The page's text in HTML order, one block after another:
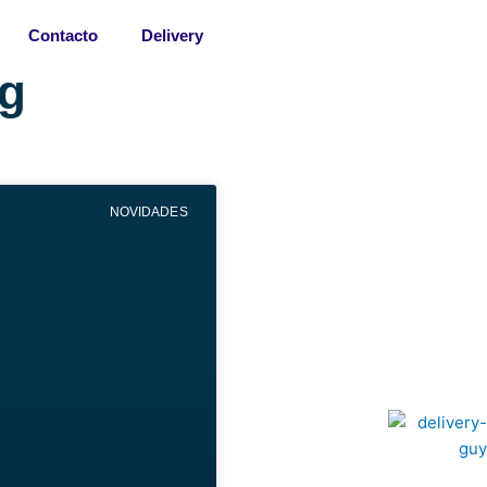
Contacto Delivery
NOVIDADES